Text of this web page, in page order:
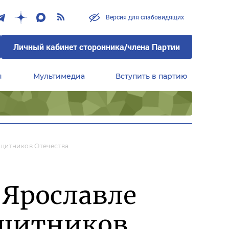
Версия для слабовидящих
Личный кабинет сторонника/члена Партии
Мультимедиа Вступить в партию
Отечества